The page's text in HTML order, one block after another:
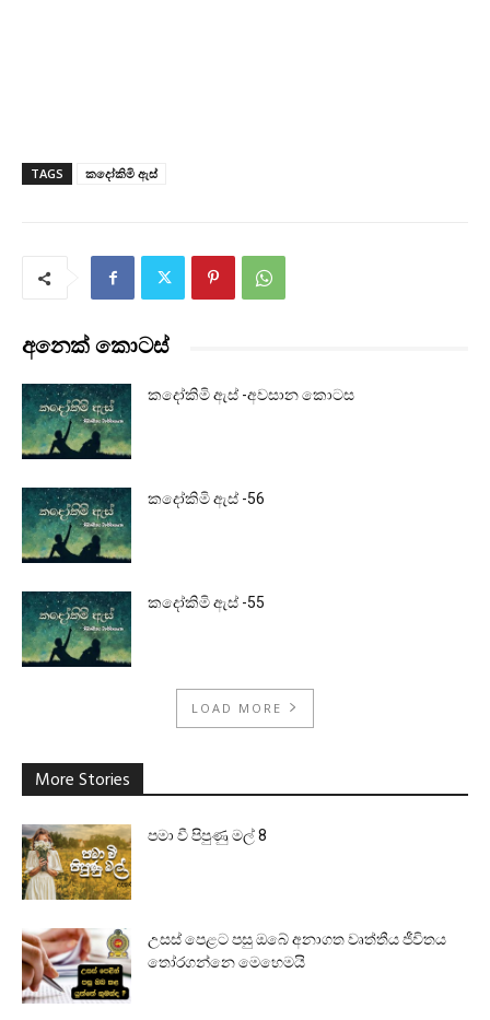
TAGS කදෝකිමි ඇස්
අනෙක් කොටස්
කදෝකිමි ඇස් -අවසාන කොටස
කදෝකිමි ඇස් -56
කදෝකිමි ඇස් -55
LOAD MORE
More Stories
පමා වී පිපුණු මල් 8
උසස් පෙළට පසු ඔබේ අනාගත වෘත්තීය ජීවිතය
තෝරගන්නෙ මෙහෙමයි